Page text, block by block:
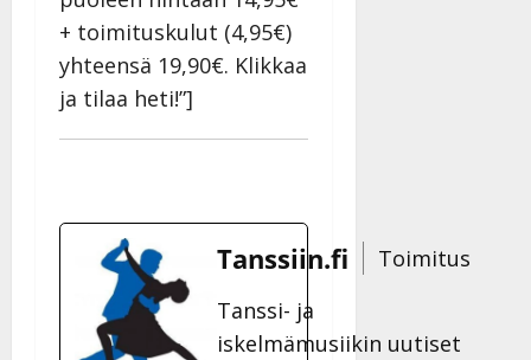
+ toimituskulut (4,95€)
yhteensä 19,90€. Klikkaa
ja tilaa heti!”]
Tanssiin.fi
Toimitus
Tanssi- ja
iskelmämusiikin uutiset